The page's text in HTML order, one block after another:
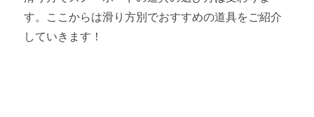
す。ここからは滑り方別でおすすめの道具をご紹介
していきます！